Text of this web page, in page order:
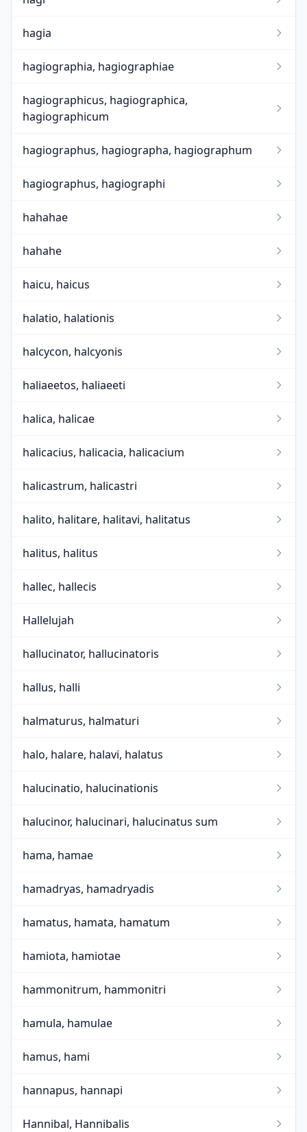
hagia
hagiographia, hagiographiae
hagiographicus, hagiographica,
hagiographicum
hagiographus, hagiographa, hagiographum
hagiographus, hagiographi
hahahae
hahahe
haicu, haicus
halatio, halationis
halcycon, halcyonis
haliaeetos, haliaeeti
halica, halicae
halicacius, halicacia, halicacium
halicastrum, halicastri
halito, halitare, halitavi, halitatus
halitus, halitus
hallec, hallecis
Hallelujah
hallucinator, hallucinatoris
hallus, halli
halmaturus, halmaturi
halo, halare, halavi, halatus
halucinatio, halucinationis
halucinor, halucinari, halucinatus sum
hama, hamae
hamadryas, hamadryadis
hamatus, hamata, hamatum
hamiota, hamiotae
hammonitrum, hammonitri
hamula, hamulae
hamus, hami
hannapus, hannapi
Hannibal, Hannibalis